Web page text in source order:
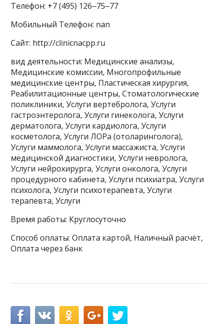
Телефон: +7 (495) 126‒75‒77
Мобильный Телефон: nan
Сайт: http://clinicnacpp.ru
вид деятельности: Медицинские анализы,
Медицинские комиссии, Многопрофильные
медицинские центры, Пластическая хирургия,
Реабилитационные центры, Стоматологические
поликлиники, Услуги вертебролога, Услуги
гастроэнтеролога, Услуги гинеколога, Услуги
дерматолога, Услуги кардиолога, Услуги
косметолога, Услуги ЛОРа (отоларинголога),
Услуги маммолога, Услуги массажиста, Услуги
медицинской диагностики, Услуги невролога,
Услуги нейрохирурга, Услуги онколога, Услуги
процедурного кабинета, Услуги психиатра, Услуги
психолога, Услуги психотерапевта, Услуги
терапевта, Услуги
Время работы: Круглосуточно
Способ оплаты: Оплата картой, Наличный расчёт,
Оплата через банк